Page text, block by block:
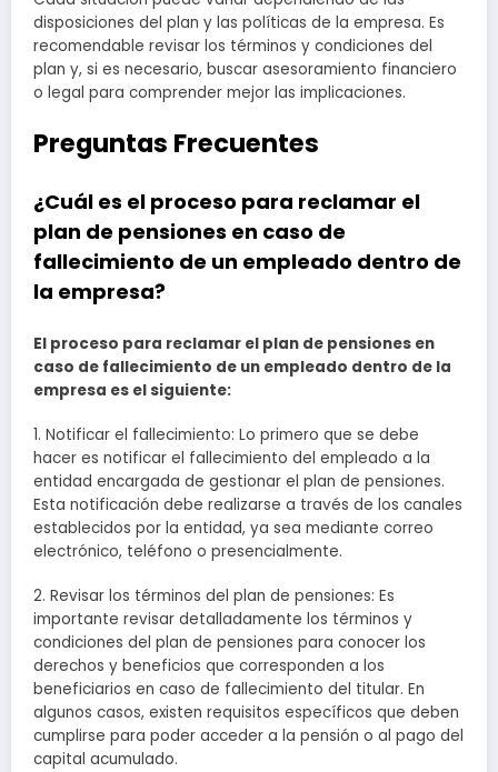
disposiciones del plan y las políticas de la empresa. Es
recomendable revisar los términos y condiciones del
plan y, si es necesario, buscar asesoramiento financiero
o legal para comprender mejor las implicaciones.
Preguntas Frecuentes
¿Cuál es el proceso para reclamar el
plan de pensiones en caso de
fallecimiento de un empleado dentro de
la empresa?
El proceso para reclamar el plan de pensiones en
caso de fallecimiento de un empleado dentro de la
empresa es el siguiente:
1. Notificar el fallecimiento: Lo primero que se debe
hacer es notificar el fallecimiento del empleado a la
entidad encargada de gestionar el plan de pensiones.
Esta notificación debe realizarse a través de los canales
establecidos por la entidad, ya sea mediante correo
electrónico, teléfono o presencialmente.
2. Revisar los términos del plan de pensiones: Es
importante revisar detalladamente los términos y
condiciones del plan de pensiones para conocer los
derechos y beneficios que corresponden a los
beneficiarios en caso de fallecimiento del titular. En
algunos casos, existen requisitos específicos que deben
cumplirse para poder acceder a la pensión o al pago del
capital acumulado.